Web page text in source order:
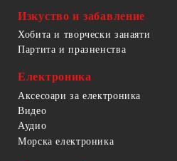
Изкуство и забавление
Хобита и творчески занаяти
Партита и празненства
Електроника
Аксесоари за електроника
Видео
Аудио
Морска електроника